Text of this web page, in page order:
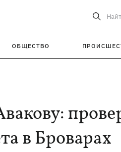
ОБЩЕСТВО
в Броварах